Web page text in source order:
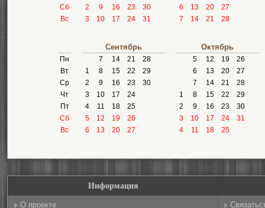
Сб
Вс
2
9 16 23
30
3
10 17 24 31
6
13 20
27
7
14 21 28
Пн
Вт
Ср
Чт
Пт
Сб
Вс
Сентябрь
7 14 21
28
1
8 15 22
29
2
9 16 23
30
3
10 17
24
4
11 18
25
5
12 19
26
6
13 20 27
Октябрь
5 12 19
26
6
13 20
27
7
14 21
28
1
8 15 22
29
2
9 16 23
30
3
10 17 24
31
4
11 18 25
Информация
О проекте